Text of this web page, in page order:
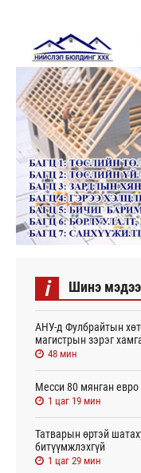
i Шинэ мэдээ
АНУ-д Фулбрайтын
магистрын зэрэг
48 мин
Месси 80 мянган
1 цаг 19 мин
Татварын өртэй
битүүмжлэхгүй
1 цаг 29 мин